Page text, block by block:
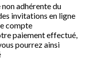
adhérente du
invitations en ligne
compte
paiement effectué,
pourrez ainsi